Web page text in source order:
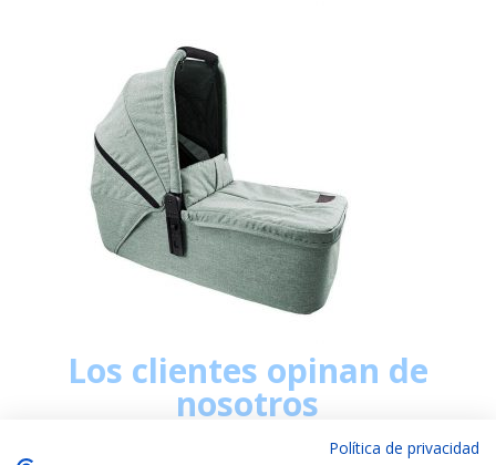
Los clientes opinan de
nosotros
Política de privacidad